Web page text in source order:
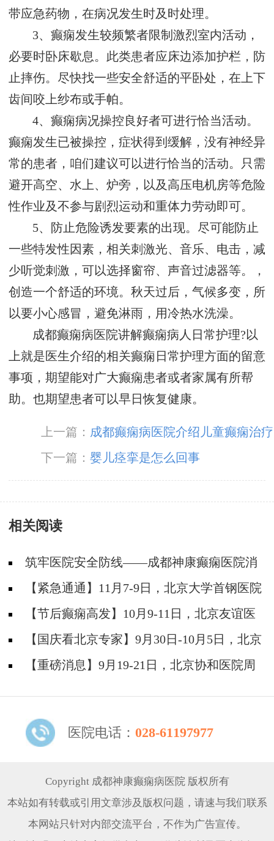
带应急药物，在病况发生时及时处理。
3、癫痫发生较频繁者限制激烈室内活动，
必要时卧床歇息。此类患者应床边添加护栏，防
止摔伤。尽快找一些安全舒适的平卧处，在上下
齿间咬上纱布或手帕。
4、癫痫病况操控良好者可进行恰当活动。
癫痫发生已被操控，症状得到缓解，没有神经异
常的患者，咱们建议可以进行恰当的活动。只需
避开高空、水上、炉旁，以及高压电机房等危险
性作业及不参与剧烈运动和重体力劳动即可。
5、防止危险诱发要素的出现。尽可能防止
一些特发性因素，相关刺激光、音乐、电击，减
少听觉刺激，可以选择窗帘、声音过滤器等。，
创造一个舒适的环境。秋天过后，气候多变，所
以要小心感冒，避免淋雨，用冷热水洗澡。
成都癫痫病医院讲解癫痫病人日常护理?以
上就是医生介绍的相关癫痫日常护理方面的留意
事项，期望能对广大癫痫患者或者家属有所帮
助。也期望患者可以早日恢复健康。
上一篇： 成都癫痫病医院介绍儿童癫痫治疗
下一篇：婴儿痉挛是怎么回事
相关阅读
筑牢医院安全防线——成都神康癫痫医院消
防安全培训纪实
【紧急通通】11月7-9日，北京大学首钢医院
神经内科胡颖教授亲临成都会诊，破解癫痫疑难
【节后癫痫高发】10月9-11日，北京友谊医
院陈葵博士免费会诊+治疗援助，破解癫痫难
题！
【国庆看北京专家】9月30日-10月5日，北京
天坛&首钢医院两大专家蓉城亲诊+癫痫大额救
【重磅消息】9月19-21日，北京协和医院周
线！
医院电话： 028-61197977
Copyright 成都神康癫痫病医院 版权所有
本站如有转载或引用文章涉及版权问题，请速与我们联系
本网站只针对内部交流平台，不作为广告宣传。